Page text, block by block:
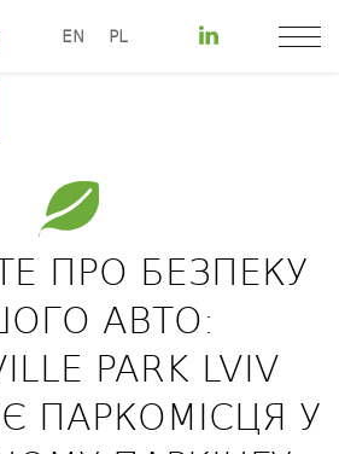
EN PL
ПРО БЕЗПЕКУ
АВТО:
PARK LVIV
ПАРКОМІСЦЯ У